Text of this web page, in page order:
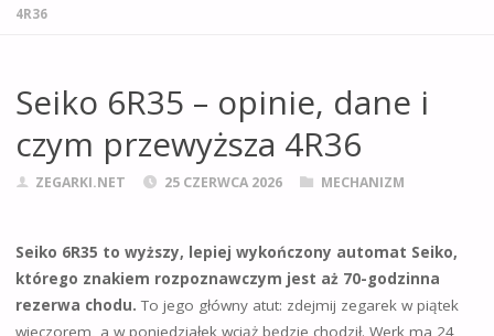
GŁÓWNA
4R36
Seiko 6R35 – opinie, dane i
czym przewyższa 4R36
ZEGARKI.NET 25 CZERWCA 2026 MECHANIZM
Seiko 6R35 to wyższy, lepiej wykończony automat Seiko,
którego znakiem rozpoznawczym jest aż 70-godzinna
rezerwa chodu. To jego główny atut: zdejmij zegarek w piątek
wieczorem, a w poniedziałek wciąż będzie chodził. Werk ma 24